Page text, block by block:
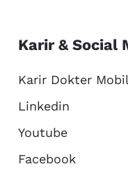
Karir & Social
Karir Dokter
Linkedin
Youtube
Facebook